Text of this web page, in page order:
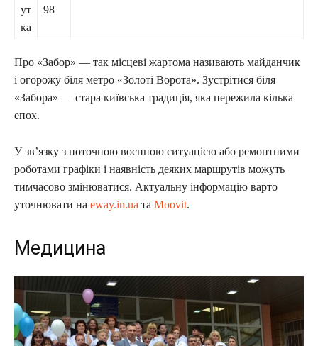
ут
ка
98
Про «Забор» — так місцеві жартома називають майданчик
і огорожу біля метро «Золоті Ворота». Зустрітися біля
«Забора» — стара київська традиція, яка пережила кілька
епох.
У зв’язку з поточною воєнною ситуацією або ремонтними
роботами графіки і наявність деяких маршрутів можуть
тимчасово змінюватися. Актуальну інформацію варто
уточнювати на eway.in.ua та Moovit.
Медицина